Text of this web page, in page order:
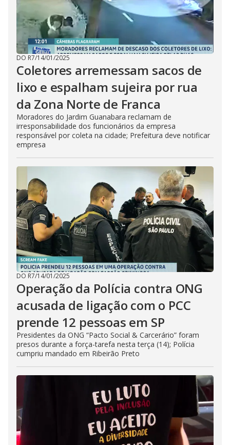
DO R7/14/01/2025
Coletores arremessam sacos de
lixo e espalham sujeira por rua
da Zona Norte de Franca
Moradores do Jardim Guanabara reclamam de
irresponsabilidade dos funcionários da empresa
responsável por coleta na cidade; Prefeitura deve notificar
empresa
DO R7/14/01/2025
Operação da Polícia contra ONG
acusada de ligação com o PCC
prende 12 pessoas em SP
Presidentes da ONG “Pacto Social & Carcerário” foram
presos durante a força-tarefa nesta terça (14); Polícia
cumpriu mandado em Ribeirão Preto